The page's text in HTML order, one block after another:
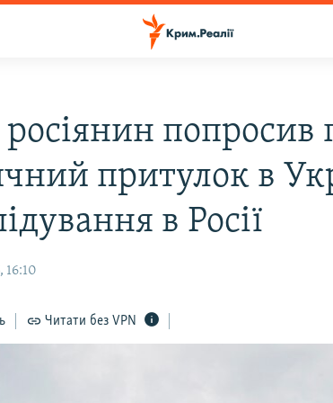
попросив
притулок в
в Росії
16:10
Читати без VPN